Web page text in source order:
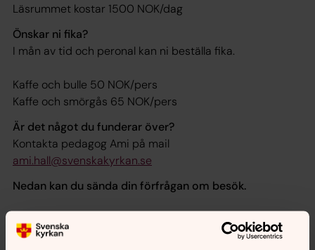
Läsrummet kostar 1500 NOK/dag
Önskar ni fika?
I mån av tid och peronal kan ni beställa fika.
Kaffe och bulle 50 NOK/pers
Kaffe och smörgås 65 NOK/pers
Är det något du funderar över?
Kontakta pedagog Ami på mail
ami.hall@svenskakyrkan.se
Nedan kan du sända din förfrågan om besök.